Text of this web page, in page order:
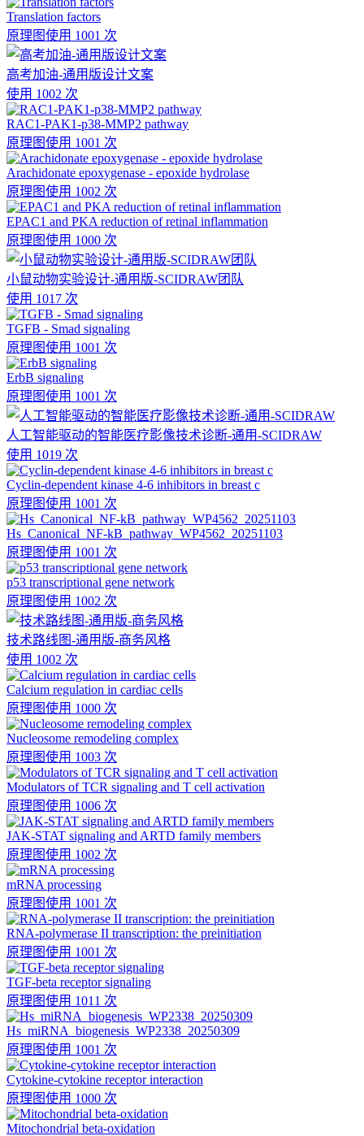
Translation factors
原理图使用 1001 次
高考加油-通用版设计文案
使用 1002 次
RAC1-PAK1-p38-MMP2 pathway
原理图使用 1001 次
Arachidonate epoxygenase - epoxide hydrolase
原理图使用 1002 次
EPAC1 and PKA reduction of retinal inflammation
原理图使用 1000 次
小鼠动物实验设计-通用版-SCIDRAW团队
使用 1017 次
TGFB - Smad signaling
原理图使用 1001 次
ErbB signaling
原理图使用 1001 次
人工智能驱动的智能医疗影像技术诊断-通用-SCIDRAW
使用 1019 次
Cyclin-dependent kinase 4-6 inhibitors in breast c
原理图使用 1001 次
Hs_Canonical_NF-kB_pathway_WP4562_20251103
原理图使用 1001 次
p53 transcriptional gene network
原理图使用 1002 次
技术路线图-通用版-商务风格
使用 1002 次
Calcium regulation in cardiac cells
原理图使用 1000 次
Nucleosome remodeling complex
原理图使用 1003 次
Modulators of TCR signaling and T cell activation
原理图使用 1006 次
JAK-STAT signaling and ARTD family members
原理图使用 1002 次
mRNA processing
原理图使用 1001 次
RNA-polymerase II transcription: the preinitiation
原理图使用 1001 次
TGF-beta receptor signaling
原理图使用 1011 次
Hs_miRNA_biogenesis_WP2338_20250309
原理图使用 1001 次
Cytokine-cytokine receptor interaction
原理图使用 1000 次
Mitochondrial beta-oxidation